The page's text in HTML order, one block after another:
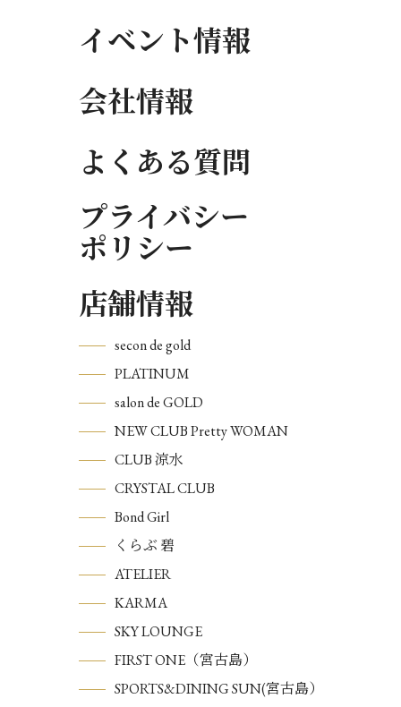
イベント情報
会社情報
よくある質問
プライバシー
ポリシー
店舗情報
secon de gold
PLATINUM
salon de GOLD
NEW CLUB Pretty WOMAN
CLUB 涼水
CRYSTAL CLUB
Bond Girl
くらぶ 碧
ATELIER
KARMA
SKY LOUNGE
FIRST ONE（宮古島）
SPORTS&DINING SUN(宮古島）